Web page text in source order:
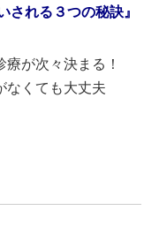
れる３つの秘訣』
が次々決まる！
なくても大丈夫